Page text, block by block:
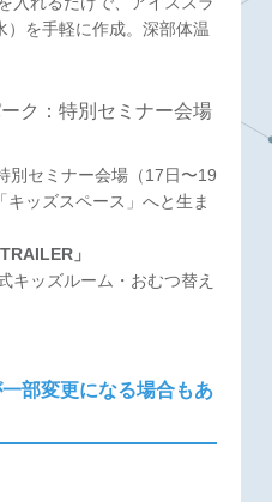
）を手軽に作成。深部体温
ク：特別セミナー会場
別セミナー会場（17日〜19
キッズスペース」へと生ま
」
ッズルーム・おむつ替え
部変更になる場合もあ